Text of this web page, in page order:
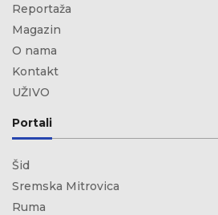
Reportaža
Magazin
O nama
Kontakt
UŽIVO
Portali
Šid
Sremska Mitrovica
Ruma